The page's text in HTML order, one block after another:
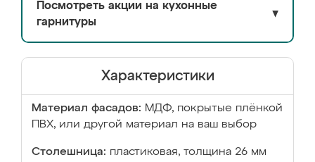
Посмотреть акции на кухонные
гарнитуры
▼
Характеристики
Материал фасадов: МДФ, покрытые плёнкой
ПВХ, или другой материал на ваш выбор
Столешница: пластиковая, толщина 26 мм